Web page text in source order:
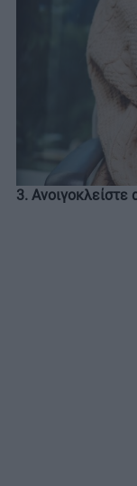
3. Ανοιγοκλείστε